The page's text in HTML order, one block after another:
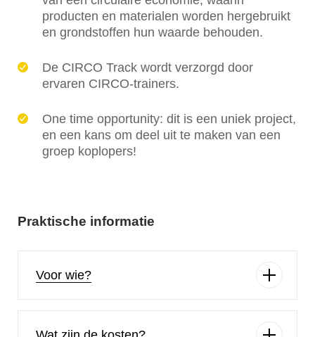
producten en materialen worden hergebruikt
en grondstoffen hun waarde behouden.
De CIRCO Track wordt verzorgd door
ervaren CIRCO-trainers.
One time opportunity: dit is een uniek project,
en een kans om deel uit te maken van een
groep koplopers!
Praktische informatie
Voor wie?